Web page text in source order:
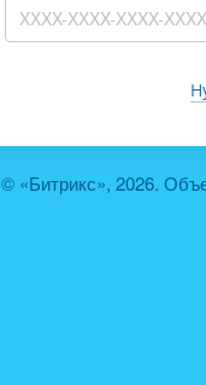
© «Битрикс», 2026.